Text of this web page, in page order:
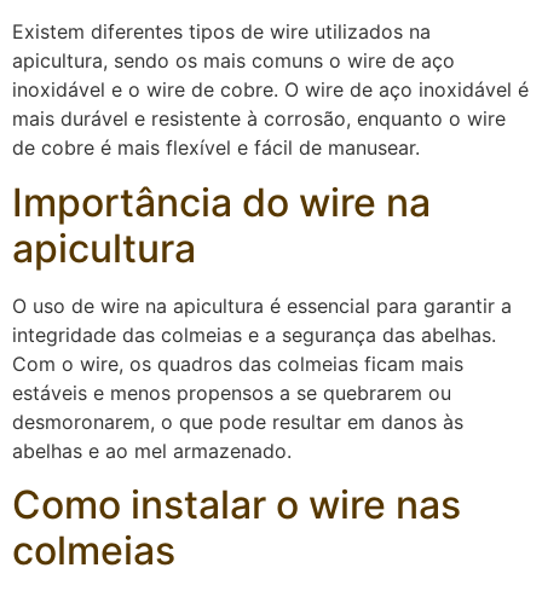
Existem diferentes tipos de wire utilizados na
apicultura, sendo os mais comuns o wire de aço
inoxidável e o wire de cobre. O wire de aço inoxidável é
mais durável e resistente à corrosão, enquanto o wire
de cobre é mais flexível e fácil de manusear.
Importância do wire na
apicultura
O uso de wire na apicultura é essencial para garantir a
integridade das colmeias e a segurança das abelhas.
Com o wire, os quadros das colmeias ficam mais
estáveis e menos propensos a se quebrarem ou
desmoronarem, o que pode resultar em danos às
abelhas e ao mel armazenado.
Como instalar o wire nas
colmeias